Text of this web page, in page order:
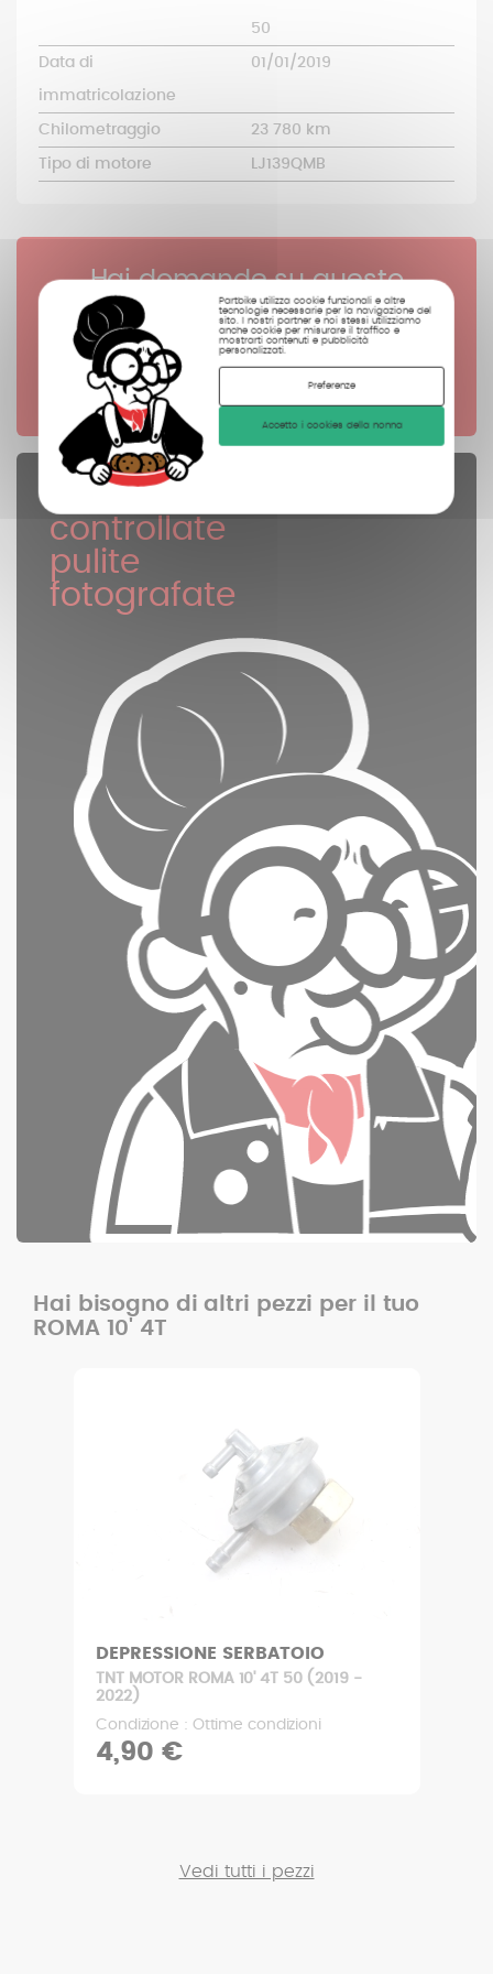
Partbike utilizza cookie funzionali e altre
tecnologie necessarie per la navigazione del
sito. I nostri partner e noi stessi utilizziamo
anche cookie per misurare il traffico e
mostrarti contenuti e pubblicità
personalizzati.
Preferenze
Accetto i cookies della nonna
50
Data di
immatricolazione
01/01/2019
Chilometraggio 23 780 km
Tipo di motore LJ139QMB
Hai domande su questo
riferimento?
Pezzi di ricambio
controllate
pulite
fotografate
Hai bisogno di altri pezzi per il tuo
ROMA 10' 4T
INDICATORE LIVELLO
CARBURANTE
TNT MOTOR ROMA 10' 4T 50 (2019 -
2022)
Condizione : Ottime condizioni
4,90 €
Vedi tutti i pezzi